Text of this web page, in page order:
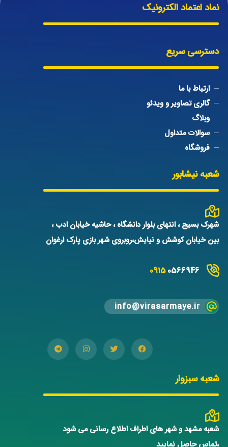
نماد اعتماد الکترونیک
دسترسی سریع
ارتباط با ما
گالری تصاویر و ویدئو
وبلاگ
سوالات متداول
فروشگاه
شعبه نیشابور
شهرک بسیج ، انتهای بلوار دانشگاه ، حاشیه خیابان ادب ،
بین خیابان کوشش و نیایش،روبروی شهر بازی پارک ارغوان
09150566946
info@virasarmaye.ir
شعبه سبزوار
شعبه مشهد و شهر های اطراف اطلاع رسانی می شود